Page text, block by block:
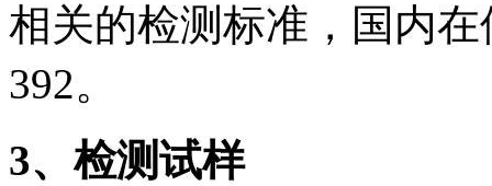
相关的检测标准，国内
392。
3、检测试样